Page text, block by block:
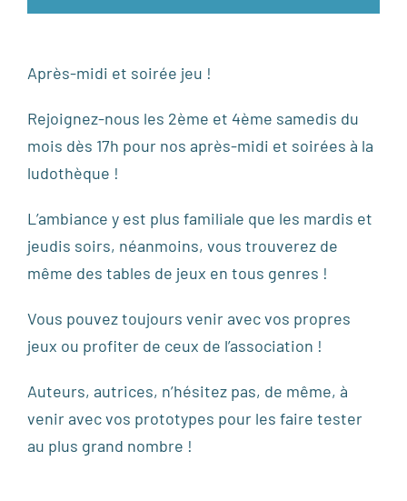
Après-midi et soirée jeu !
Rejoignez-nous les 2ème et 4ème samedis du
mois dès 17h pour nos après-midi et soirées à la
ludothèque !
L’ambiance y est plus familiale que les mardis et
jeudis soirs, néanmoins, vous trouverez de
même des tables de jeux en tous genres !
Vous pouvez toujours venir avec vos propres
jeux ou profiter de ceux de l’association !
Auteurs, autrices, n’hésitez pas, de même, à
venir avec vos prototypes pour les faire tester
au plus grand nombre !